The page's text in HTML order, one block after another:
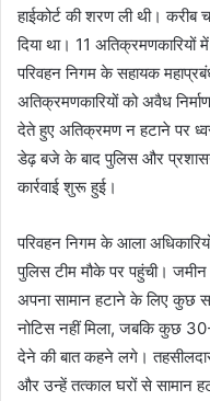
हाईकोर्ट की शरण ली थी। करीब
दिया था। 11
परिवहन निगम के सहायक
अतिक्रमणकारियों को अवैध
देते हुए अतिक्रमण न हटाने पर
डेढ़ बजे के बाद पुलिस और
कार्रवाई शुरू हुई।
परिवहन निगम के आला
पुलिस टीम मौके पर पहुंची।
अपना सामान हटाने के लिए कुछ
नोटिस नहीं मिला, जबकि कुछ
देने की बात कहने लगे।
और उन्हें तत्काल घरों से सामान